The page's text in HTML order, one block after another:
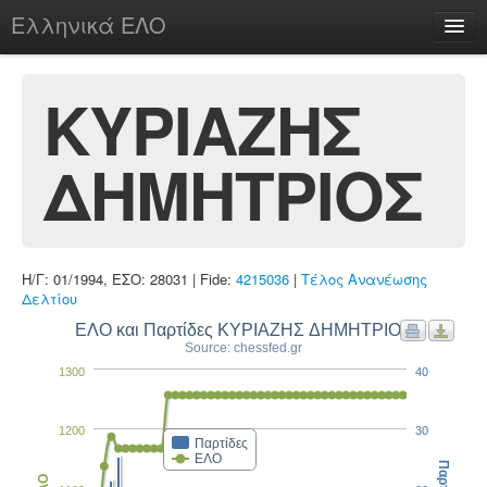
Ελληνικά ΕΛΟ
chesstu.be @ discord
Login
ΚΥΡΙΑΖΗΣ
ΔΗΜΗΤΡΙΟΣ
Η/Γ: 01/1994, ΕΣΟ: 28031 | Fide: 4215036 | Τέλος Ανανέωσης
Δελτίου
ΕΛΟ και Παρτίδες ΚΥΡΙΑΖΗΣ ΔΗΜΗΤΡΙΟΣ
Source: chessfed.gr
Παρτίδες
ΕΛΟ
1200
1300
30
40